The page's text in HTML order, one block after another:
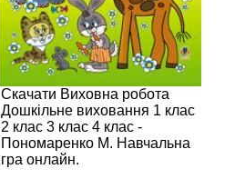
Скачати Виховна робота
Дошкільне виховання 1 клас
2 клас 3 клас 4 клас -
Пономаренко М. Навчальна
гра онлайн.